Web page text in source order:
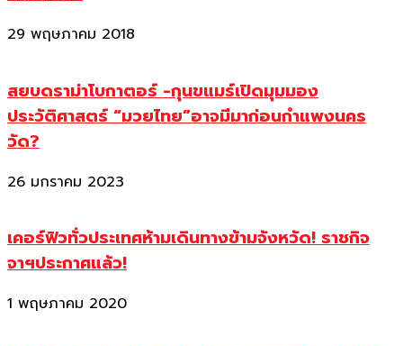
29 พฤษภาคม 2018
สยบดราม่าโบกาตอร์ -กุนขแมร์เปิดมุมมอง
ประวัติศาสตร์ “มวยไทย”อาจมีมาก่อนกำแพงนคร
วัด?
26 มกราคม 2023
เคอร์ฟิวทั่วประเทศห้ามเดินทางข้ามจังหวัด! ราชกิจ
จาฯประกาศแล้ว!
1 พฤษภาคม 2020